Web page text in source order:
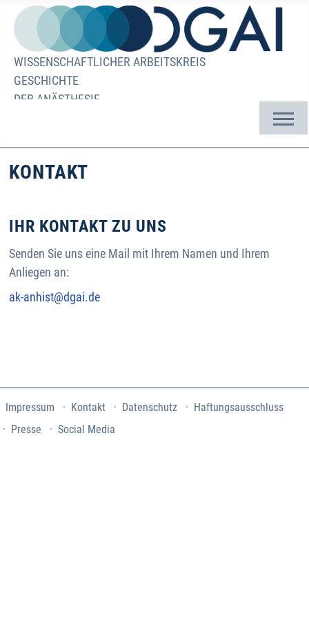
WISSENSCHAFTLICHER ARBEITSKREIS
GESCHICHTE
DER ANÄSTHESIE
KONTAKT
IHR KONTAKT ZU UNS
Senden Sie uns eine Mail mit Ihrem Namen und Ihrem
Anliegen an:
ak-anhist@dgai.de
Impressum Kontakt Datenschutz
Haftungsausschluss
Presse
Social Media